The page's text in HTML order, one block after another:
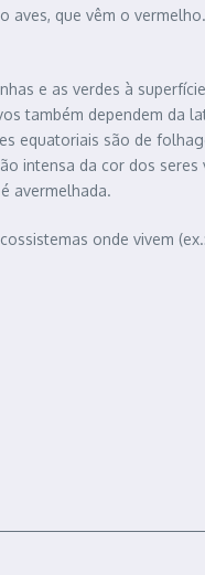
aves, que vêm o
e as verdes à
também dependem da
equatoriais são de
intensa da cor dos
avermelhada.
onde vivem